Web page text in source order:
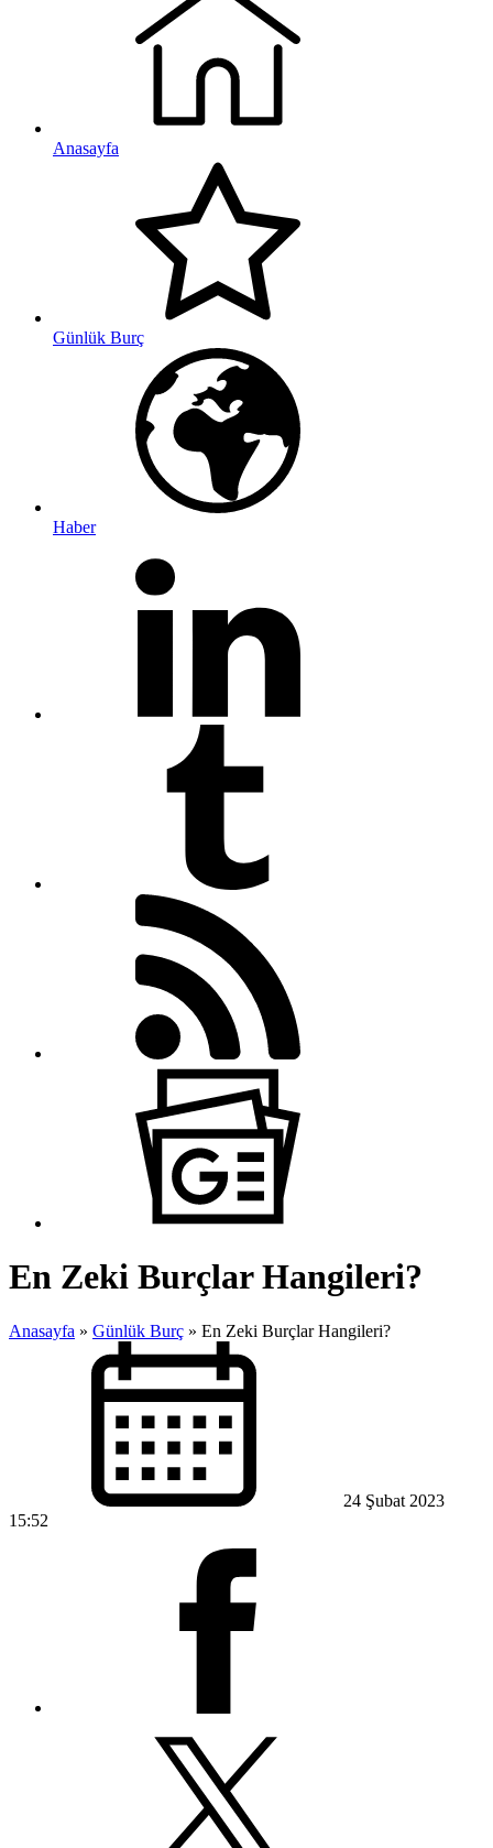
Anasayfa
Günlük Burç
Haber
En Zeki Burçlar Hangileri?
Anasayfa » Günlük Burç » En Zeki Burçlar Hangileri?
24 Şubat 2023
15:52